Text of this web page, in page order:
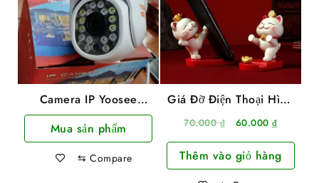
Camera IP Yoosee
Ngoài Trời PTZ 5.0Mpx
16 Led 2 Râu Hồng
Màu Xoay 360 Độ
Mua sản phẩm
⇆ Compare
Giá Đỡ Điện Thoại Hình
Mèo Thần Tài
70.000₫
Giá
là:
70.000 ₫.
60.000₫Giá
tại
là:
Thêm vào giỏ hàng